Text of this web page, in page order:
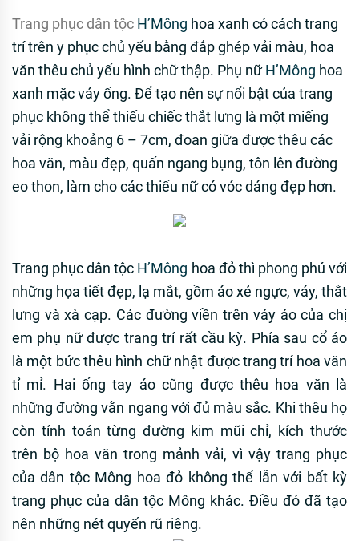
Trang phục dân tộc H’Mông hoa xanh có cách trang
trí trên y phục chủ yếu bằng đắp ghép vải màu, hoa
văn thêu chủ yếu hình chữ thập. Phụ nữH’Mông hoa
xanh mặc váy ống. Để tạo nên sự nổi bật của trang
phục không thể thiếu chiếc thắt lưng là một miếng
vải rộng khoảng 6 – 7cm, đoan giữa được thêu các
hoa văn, màu đẹp, quấn ngang bụng, tôn lên đường
eo thon, làm cho các thiếu nữ có vóc dáng đẹp hơn.
Trang phục dân tộc H’Mông hoa đỏ thì phong phú với
những họa tiết đẹp, lạ mắt, gồm áo xẻ ngực, váy, thắt
lưng và xà cạp. Các đường viền trên váy áo của chị
em phụ nữ được trang trí rất cầu kỳ. Phía sau cổ áo
là một bức thêu hình chữ nhật được trang trí hoa văn
tỉ mỉ. Hai ống tay áo cũng được thêu hoa văn là
những đường vằn ngang với đủ màu sắc. Khi thêu họ
còn tính toán từng đường kim mũi chỉ, kích thước
trên bộ hoa văn trong mảnh vải, vì vậy trang phục
của dân tộc Mông hoa đỏ không thể lẫn với bất kỳ
trang phục của dân tộc Mông khác. Điều đó đã tạo
nên những nét quyến rũ riêng.